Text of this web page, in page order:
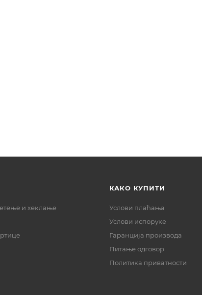
и хеклање
КАКО КУПИТИ
Услови плаћања
Услови испоруке
Гаранција производа
Питање одговор
Политика приватности